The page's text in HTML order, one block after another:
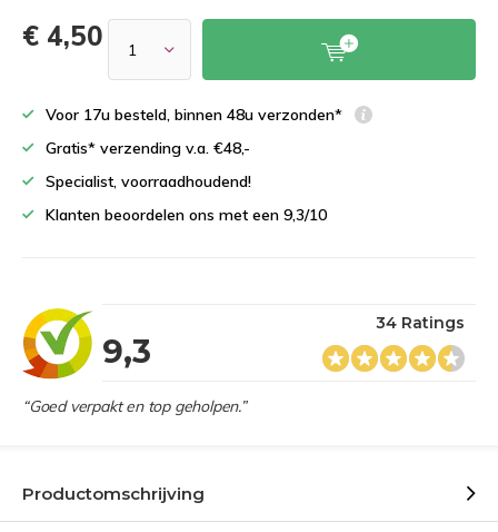
€ 4,50
Voor 17u besteld, binnen 48u verzonden*
Gratis* verzending v.a. €48,-
Specialist, voorraadhoudend!
Klanten beoordelen ons met een 9,3/10
9,3
34 Ratings
“Goed verpakt en top geholpen.”
Productomschrijving